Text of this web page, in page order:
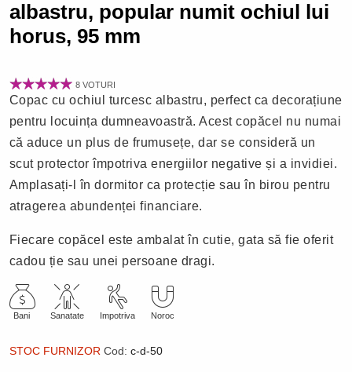
albastru, popular numit ochiul lui
horus, 95 mm
8 VOTURI
Copac cu ochiul turcesc albastru, perfect ca decorațiune
pentru locuința dumneavoastră. Acest copăcel nu numai
că aduce un plus de frumusețe, dar se consideră un
scut protector împotriva energiilor negative și a invidiei.
Amplasați-l în dormitor ca protecție sau în birou pentru
atragerea abundenței financiare.
Fiecare copăcel este ambalat în cutie, gata să fie oferit
cadou ție sau unei persoane dragi.
Bani Sanatate Impotriva Noroc
STOC FURNIZOR Cod: c-d-50